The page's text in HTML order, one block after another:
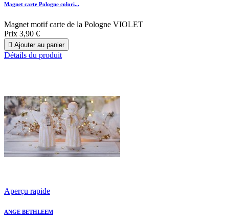
Magnet carte Pologne colori...
Magnet motif carte de la Pologne VIOLET
Prix 3,90 €
 Ajouter au panier
Détails du produit
Aperçu rapide
ANGE BETHLEEM